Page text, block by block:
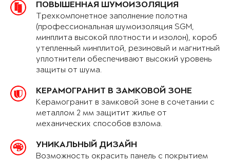
ПОВЫШЕННАЯ ШУМОИЗОЛЯЦИЯ
Трехкомпонетное заполнение полотна
(профессиональная шумоизоляция SGM,
минплита высокой плотности и изолон), короб
утепленный минплитой, резиновый и магнитный
уплотнители обеспечивают высокий уровень
защиты от шума.
КЕРАМОГРАНИТ В ЗАМКОВОЙ ЗОНЕ
Керамогранит в замковой зоне в сочетании с
металлом 2 мм защитит жилье от
механических способов взлома.
УНИКАЛЬНЫЙ ДИЗАЙН
Возможность окрасить панель с покрытием